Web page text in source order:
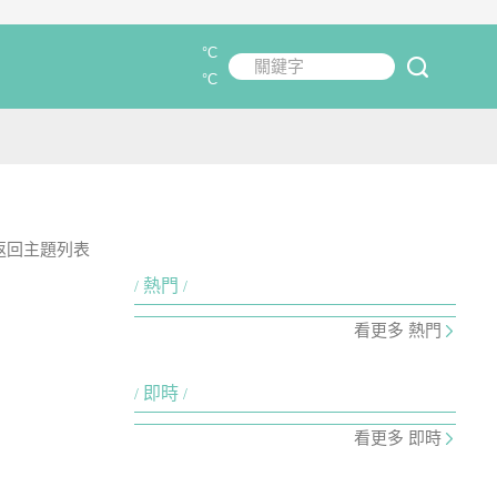
關鍵字
°C
°C
回主題列表
熱門
看更多 熱門
即時
看更多 即時